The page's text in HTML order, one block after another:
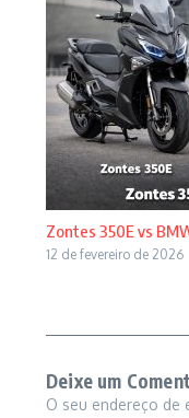
Zontes 350E vs
12 de fevereiro de 2026
Deixe um
O seu endereço de